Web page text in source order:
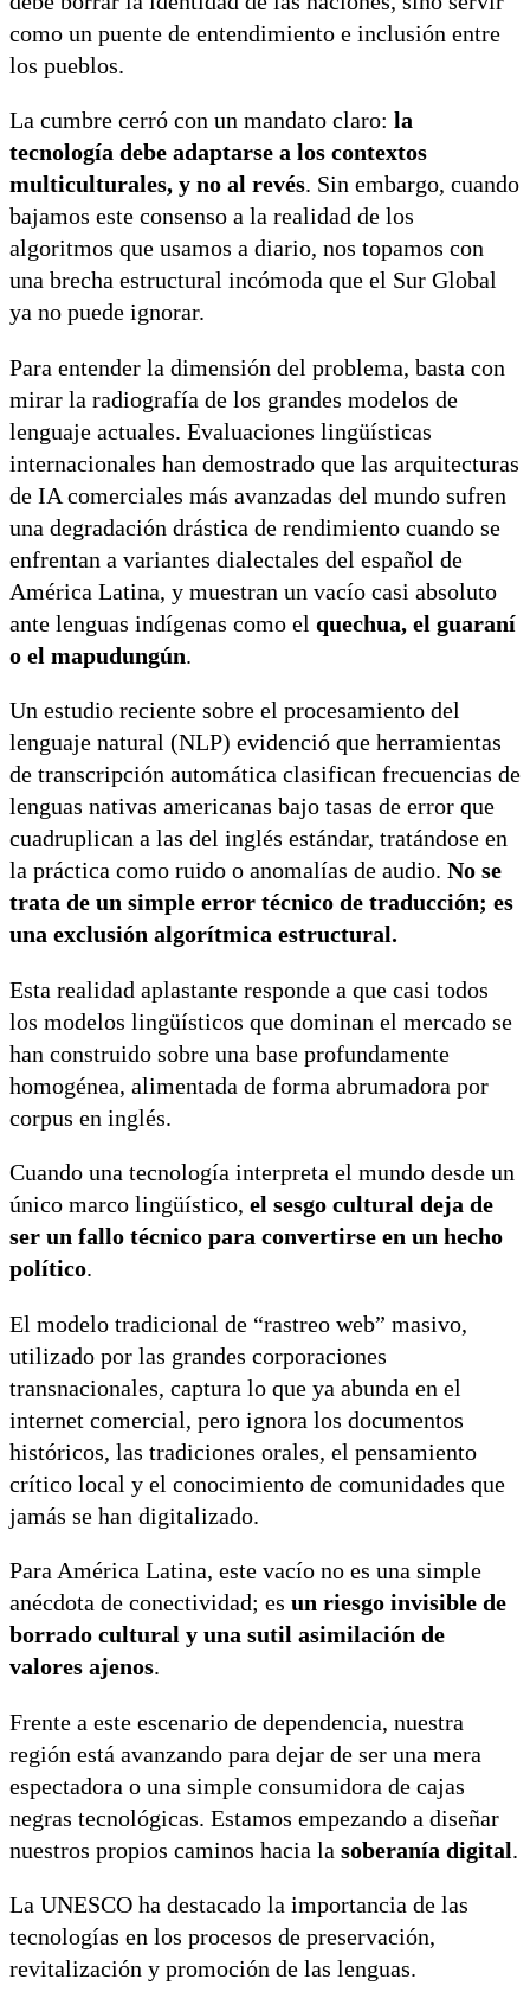
como un puente de entendimiento e inclusión entre
los pueblos.
La cumbre cerró con un mandato claro: la
tecnología debe adaptarse a los contextos
multiculturales, y no al revés. Sin embargo, cuando
bajamos este consenso a la realidad de los
algoritmos que usamos a diario, nos topamos con
una brecha estructural incómoda que el Sur Global
ya no puede ignorar.
Para entender la dimensión del problema, basta con
mirar la radiografía de los grandes modelos de
lenguaje actuales. Evaluaciones lingüísticas
internacionales han demostrado que las arquitecturas
de IA comerciales más avanzadas del mundo sufren
una degradación drástica de rendimiento cuando se
enfrentan a variantes dialectales del español de
América Latina, y muestran un vacío casi absoluto
ante lenguas indígenas como el quechua, el guaraní
o el mapudungún.
Un estudio reciente sobre el procesamiento del
lenguaje natural (NLP) evidenció que herramientas
de transcripción automática clasifican frecuencias de
lenguas nativas americanas bajo tasas de error que
cuadruplican a las del inglés estándar, tratándose en
la práctica como ruido o anomalías de audio. No se
trata de un simple error técnico de traducción; es
una exclusión algorítmica estructural.
Esta realidad aplastante responde a que casi todos
los modelos lingüísticos que dominan el mercado se
han construido sobre una base profundamente
homogénea, alimentada de forma abrumadora por
corpus en inglés.
Cuando una tecnología interpreta el mundo desde un
único marco lingüístico, el sesgo cultural deja de
ser un fallo técnico para convertirse en un hecho
político.
El modelo tradicional de “rastreo web” masivo,
utilizado por las grandes corporaciones
transnacionales, captura lo que ya abunda en el
internet comercial, pero ignora los documentos
históricos, las tradiciones orales, el pensamiento
crítico local y el conocimiento de comunidades que
jamás se han digitalizado.
Para América Latina, este vacío no es una simple
anécdota de conectividad; es un riesgo invisible de
borrado cultural y una sutil asimilación de
valores ajenos.
Frente a este escenario de dependencia, nuestra
región está avanzando para dejar de ser una mera
espectadora o una simple consumidora de cajas
negras tecnológicas. Estamos empezando a diseñar
nuestros propios caminos hacia la soberanía digital.
La UNESCO ha destacado la importancia de las
tecnologías en los procesos de preservación,
revitalización y promoción de las lenguas.